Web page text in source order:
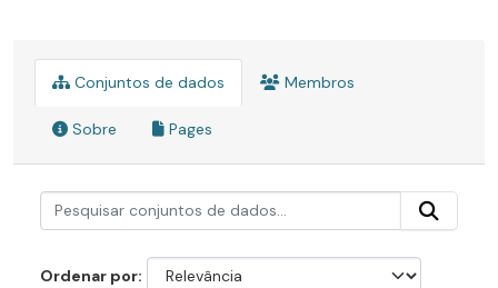
Conjuntos de dados Membros
Sobre Pages
Ordenar por